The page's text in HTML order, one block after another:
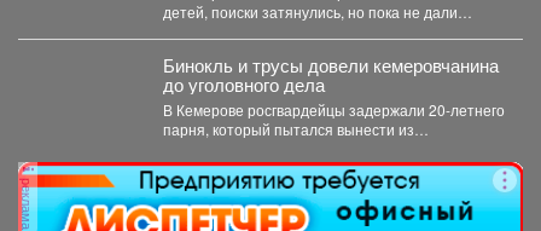
детей, поиски затянулись, но пока не дали
Бинокль и трусы довели кемеровчанина
до уголовного дела
В Кемерове росгвардейцы задержали 20-летнего
парня, который пытался вынести из
реклама